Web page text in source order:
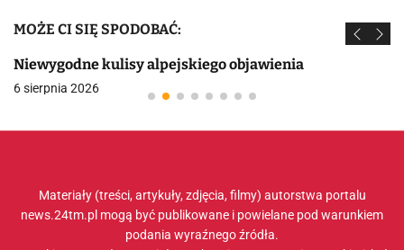
MOŻE CI SIĘ SPODOBAĆ:
Niewygodne kulisy alpejskiego objawienia
6 sierpnia 2026
Materiały (treści, artykuły, zdjęcia, filmy) autorstwa portalu
news.24tm.pl mogą być publikowane i powielane pod warunkiem
podania wyraźnego źródła.